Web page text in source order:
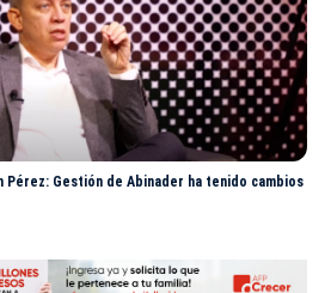
Pérez: Gestión de Abinader ha tenido cambios